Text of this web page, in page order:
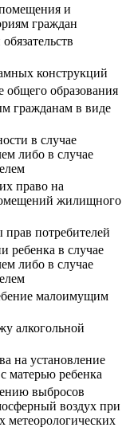
и
граждан
конструкций
общего образования
гражданам в виде
в случае
либо в случае
право на
жилищного
потребителей
ребенка в случае
либо в случае
малоимущим
алкогольной
на установление
матерью ребенка
выбросов
воздух при
метеорологических